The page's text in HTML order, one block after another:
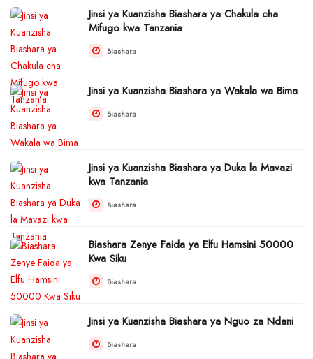
Jinsi ya Kuanzisha Biashara ya Chakula cha
Mifugo kwa Tanzania
Biashara
Jinsi ya Kuanzisha Biashara ya Wakala wa Bima
Biashara
Jinsi ya Kuanzisha Biashara ya Duka la Mavazi
kwa Tanzania
Biashara
Biashara Zenye Faida ya Elfu Hamsini 50000
Kwa Siku
Biashara
Jinsi ya Kuanzisha Biashara ya Nguo za Ndani
Biashara